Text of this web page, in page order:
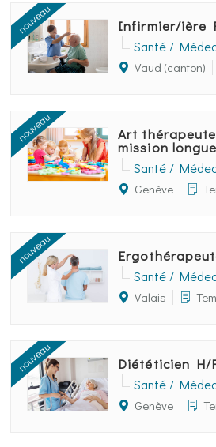
nouveau Infirmier/ière
Santé /
Vaud (canton)
nouveau Art
mission
Santé /
Genève
nouveau
Santé /
Valais
nouveau Diététicien H/
Santé /
Genève